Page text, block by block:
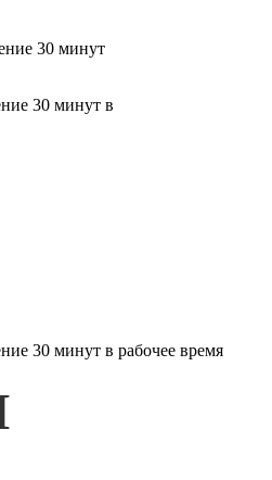
30 минут
30 минут в
30 минут в рабочее время